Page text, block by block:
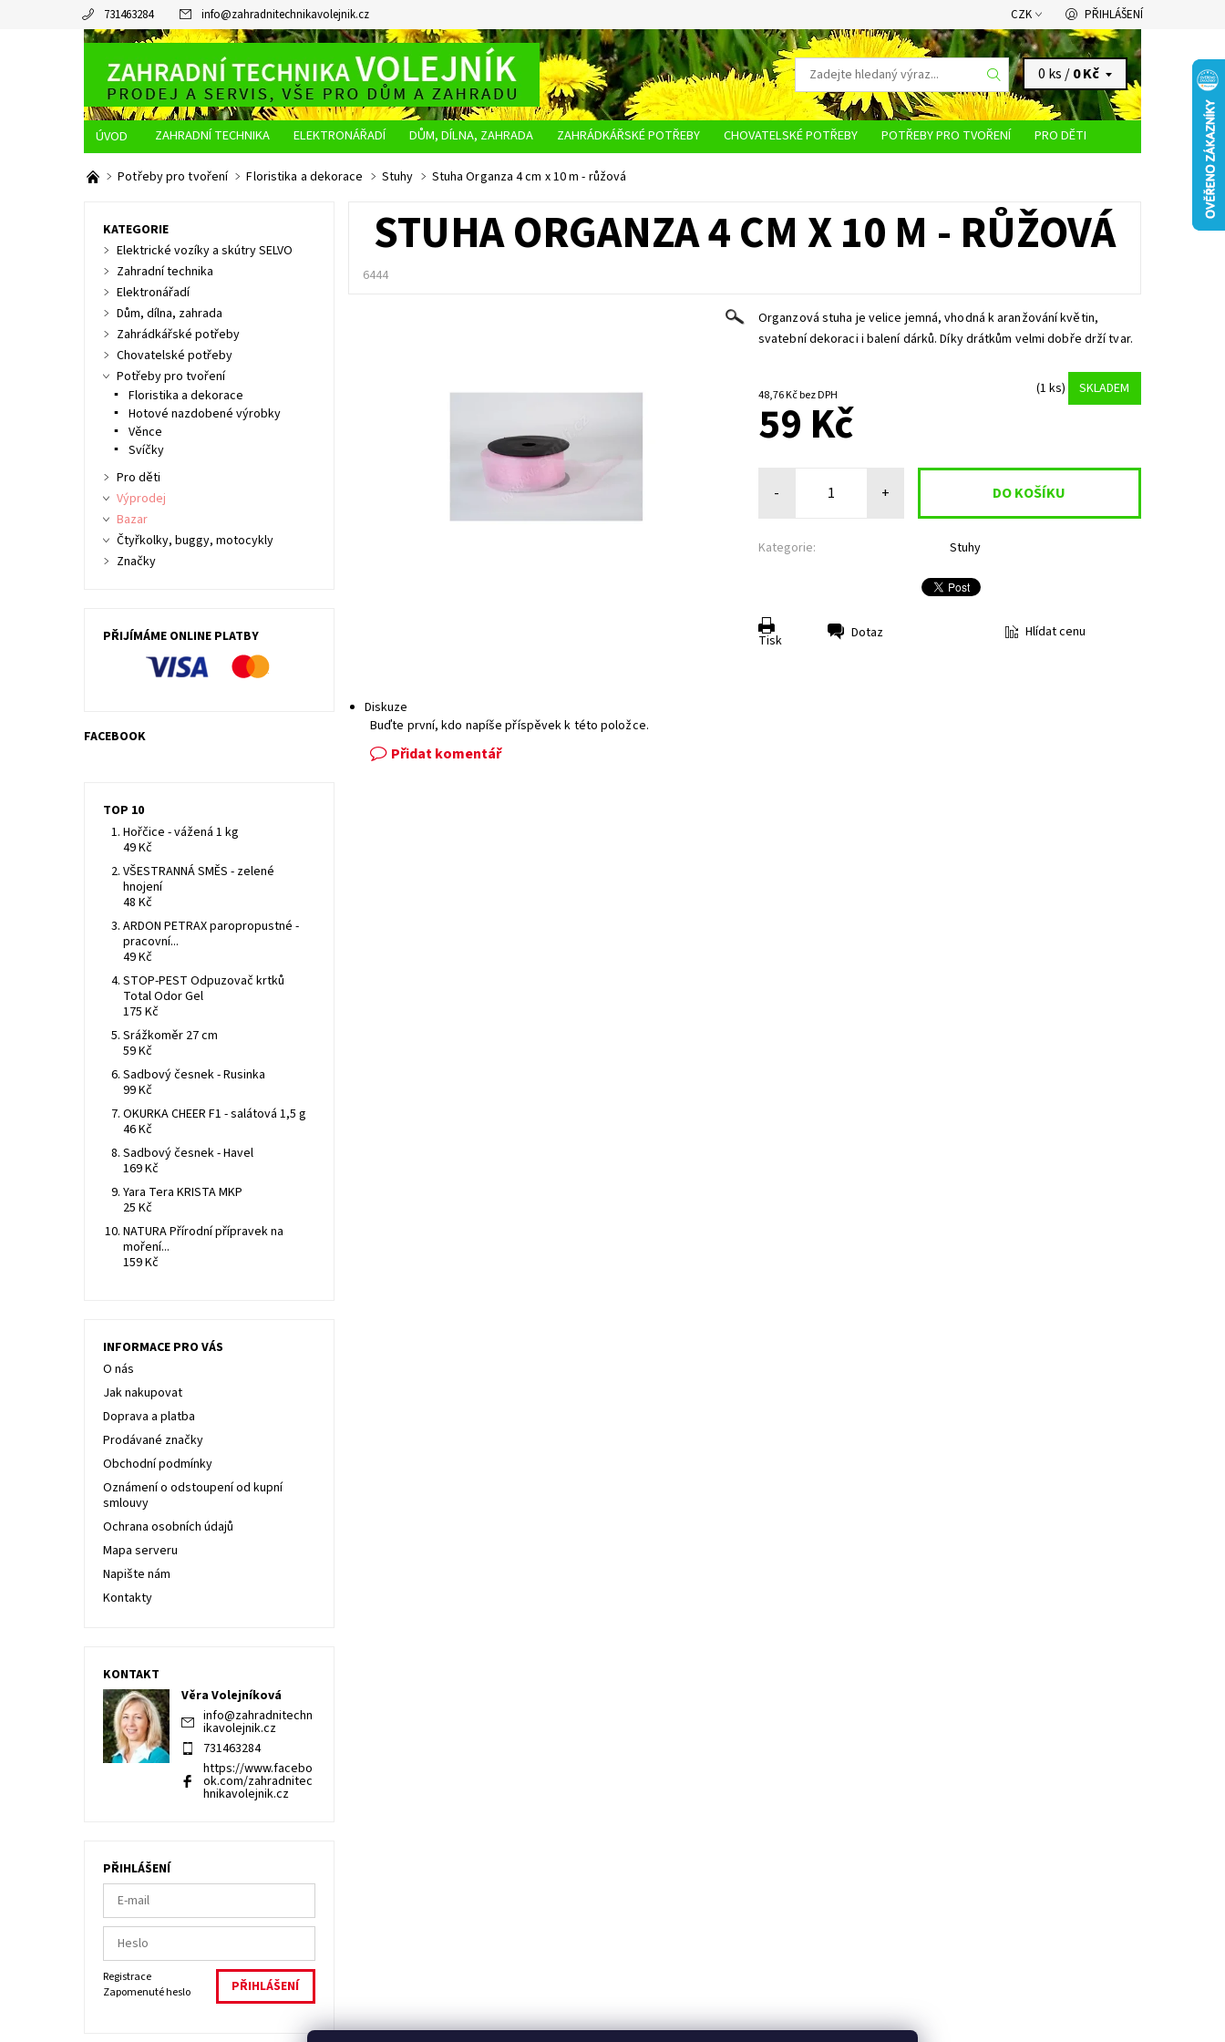
731463284 info@zahradnitechnikavolejnik.cz CZK PŘIHLÁŠENÍ
0 ks /0 Kč
ZAHRADNÍ TECHNIKA ELEKTRONÁŘADÍ DŮM, DÍLNA, ZAHRADA ZAHRÁDKÁŘSKÉ POTŘEBY CHOVATELSKÉ POTŘEBY POTŘEBY PRO TVOŘENÍ
PRO DĚTI
O NÁS
JAK NAKUPOVAT DOPRAVA A PLATBA OBCHODNÍ PODMÍNKY OCHRANA OSOBNÍCH ÚDAJŮ
Potřeby pro tvoření Floristika a dekorace Stuhy Stuha Organza 4 cm x 10 m - růžová
STUHA ORGANZA 4 CM X 10 M - RŮŽOVÁ
6444
Organzová stuha je velice jemná, vhodná k aranžování květin,
svatební dekoraci i balení dárků. Díky drátkům velmi dobře drží tvar.
48,76 Kč bez DPH (1 ks) SKLADEM
59 Kč
- +
Kategorie: Stuhy
Tisk Dotaz Hlídat cenu
Diskuze
Buďte první, kdo napíše příspěvek k této položce.
Přidat komentář
KATEGORIE
Elektrické vozíky a skútry SELVO
Zahradní technika
Elektronářadí
Dům, dílna, zahrada
Zahrádkářské potřeby
Chovatelské potřeby
Potřeby pro tvoření
Floristika a dekorace
Hotové nazdobené výrobky
Věnce
Svíčky
Pro děti
Výprodej
Bazar
Čtyřkolky, buggy, motocykly
Značky
PŘIJÍMÁME ONLINE PLATBY
FACEBOOK
TOP 10
Hořčice - vážená 1 kg
49 Kč
VŠESTRANNÁ SMĚS - zelené
hnojení
48 Kč
ARDON PETRAX paropropustné -
pracovní...
49 Kč
STOP-PEST Odpuzovač krtků
Total Odor Gel
175 Kč
Srážkoměr 27 cm
59 Kč
Sadbový česnek - Rusinka
99 Kč
OKURKA CHEER F1 - salátová 1,5 g
46 Kč
Sadbový česnek - Havel
169 Kč
Yara Tera KRISTA MKP
25 Kč
NATURA Přírodní přípravek na
moření...
159 Kč
INFORMACE PRO VÁS
O nás
Jak nakupovat
Doprava a platba
Prodávané značky
Obchodní podmínky
Oznámení o odstoupení od kupní
smlouvy
Ochrana osobních údajů
Mapa serveru
Napište nám
Kontakty
KONTAKT
Věra Volejníková
info@zahradnitechn
ikavolejnik.cz
731463284
https://www.facebo
ok.com/zahradnitec
hnikavolejnik.cz
PŘIHLÁŠENÍ
Registrace
Zapomenuté heslo